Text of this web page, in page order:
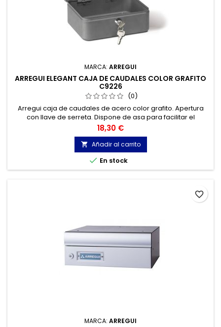
MARCA: ARREGUI
ARREGUI ELEGANT CAJA DE CAUDALES COLOR GRAFITO
C9226
(0)
Arregui caja de caudales de acero color grafito. Apertura
con llave de serreta. Dispone de asa para facilitar el
transporte.
Precio
18,30 €
 Añadir al carrito
 En stock
MARCA: ARREGUI
favorite_border